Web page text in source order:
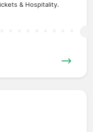
& Hospitality.